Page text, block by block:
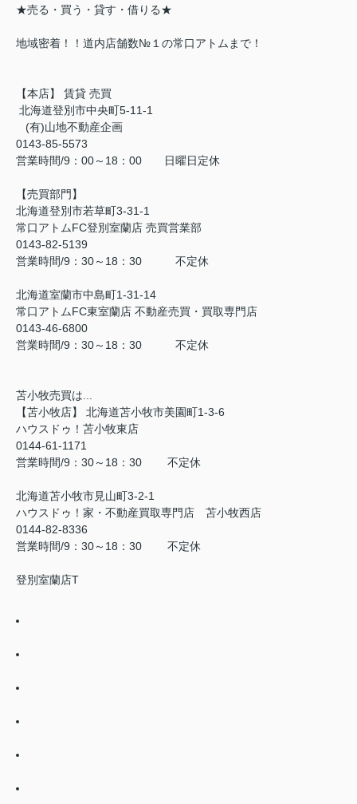
★売る・買う・貸す・借りる★
地域密着！！道内店舗数№１の常口アトムまで！
【本店】 賃貸 売買
北海道登別市中央町5-11-1
(有)山地不動産企画
0143-85-5573
営業時間/9：00～18：00 日曜日定休
【売買部門】
北海道登別市若草町3-31-1
常口アトムFC登別室蘭店 売買営業部
0143-82-5139
営業時間/9：30～18：30 不定休
北海道室蘭市中島町1-31-14
常口アトムFC東室蘭店 不動産売買・買取専門店
0143-46-6800
営業時間/9：30～18：30 不定休
苫小牧売買は...
【苫小牧店】 北海道苫小牧市美園町1-3-6
ハウスドゥ！苫小牧東店
0144-61-1171
営業時間/9：30～18：30 不定休
北海道苫小牧市見山町3-2-1
ハウスドゥ！家・不動産買取専門店 苫小牧西店
0144-82-8336
営業時間/9：30～18：30 不定休
登別室蘭店T